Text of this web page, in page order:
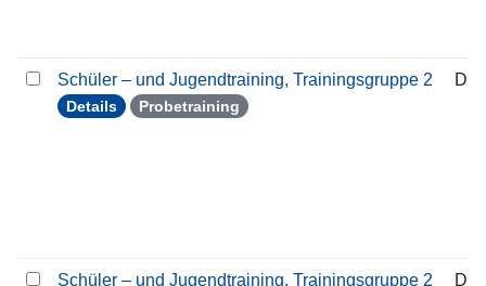
Schüler – und Jugendtraining, Trainingsgruppe 2
Details Probetraining
Schüler – und Jugendtraining, Trainingsgruppe 2